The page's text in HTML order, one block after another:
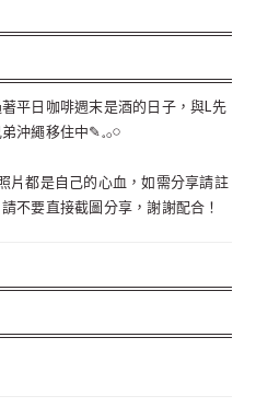
平日咖啡週末是酒的日子，與L先
沖繩移住中✎𓈒𓂂𓏸
片都是自己的心血，如需分享請註
不要直接截圖分享，謝謝配合！